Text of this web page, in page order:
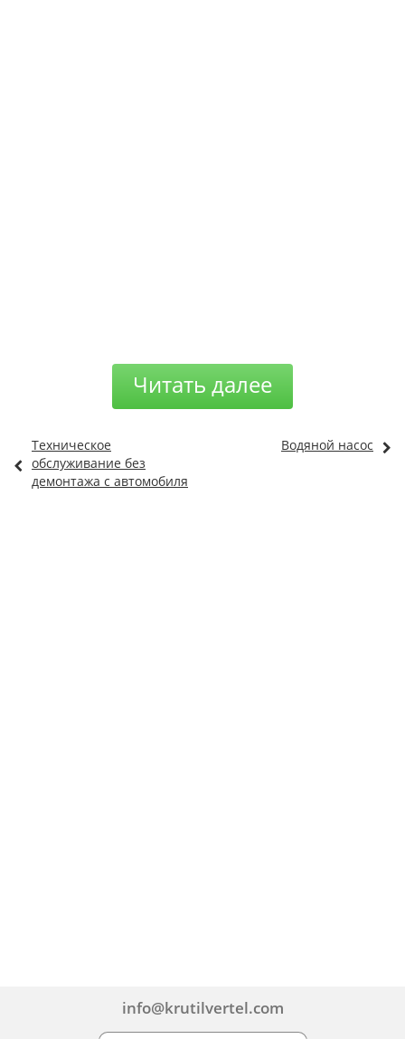
Читать далее
Техническое
обслуживание без
демонтажа с автомобиля
Водяной насос
info@krutilvertel.com